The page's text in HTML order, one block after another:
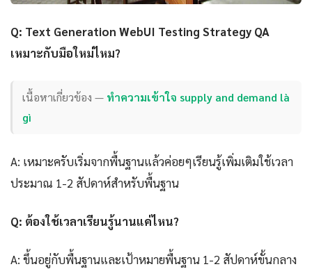
Q: Text Generation WebUI Testing Strategy QA
เหมาะกับมือใหม่ไหม?
เนื้อหาเกี่ยวข้อง — ทำความเข้าใจ supply and demand là
gì
A: เหมาะครับเริ่มจากพื้นฐานแล้วค่อยๆเรียนรู้เพิ่มเติมใช้เวลา
ประมาณ 1-2 สัปดาห์สำหรับพื้นฐาน
Q: ต้องใช้เวลาเรียนรู้นานแค่ไหน?
A: ขึ้นอยู่กับพื้นฐานและเป้าหมายพื้นฐาน 1-2 สัปดาห์ขั้นกลาง